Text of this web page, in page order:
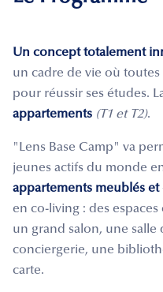
Un concept totalement
un cadre de vie où
pour réussir ses études.
appartements (T1 et T2).
"Lens Base Camp" va
jeunes actifs du monde
appartements meublés et
en co-living : des
un grand salon, une salle
conciergerie, une
carte.